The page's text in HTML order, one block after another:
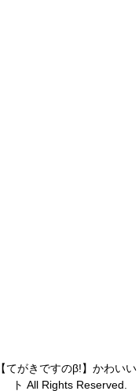
がきですのβ!】かわいい
ト All Rights Reserved.